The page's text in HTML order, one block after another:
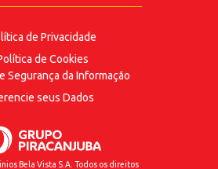
de Privacidade
de Cookies
Segurança da Informação
seus Dados
Bela Vista S.A. Todos os direitos